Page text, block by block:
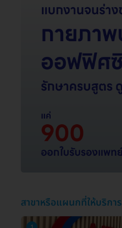
สาขาหรือแผนกที่ให้บริการ